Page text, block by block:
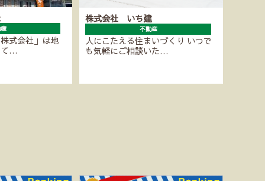
式会社」は地
て…
株式会社 いち建
不動産
人にこたえる住まいづくり いつで
も気軽にご相談いた…